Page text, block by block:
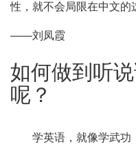
性，就不会局限在中文的
——刘凤霞
如何做到听
呢？
学英语，就像学武功